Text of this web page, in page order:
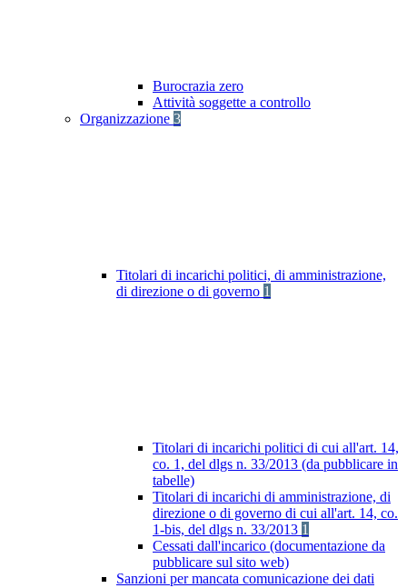
Burocrazia zero
Attività soggette a controllo
Organizzazione 3
Titolari di incarichi politici, di amministrazione,
di direzione o di governo 1
Titolari di incarichi politici di cui all'art. 14,
co. 1, del dlgs n. 33/2013 (da pubblicare in
tabelle)
Titolari di incarichi di amministrazione, di
direzione o di governo di cui all'art. 14, co.
1-bis, del dlgs n. 33/2013 1
Cessati dall'incarico (documentazione da
pubblicare sul sito web)
Sanzioni per mancata comunicazione dei dati